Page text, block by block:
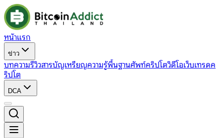
หน้าแรก
ข่าว
บทความรีวิวสารบัญเหรียญความรู้พื้นฐานศัพท์คริปโตวิดีโอเว็บเทรดค
ริปโต
DCA